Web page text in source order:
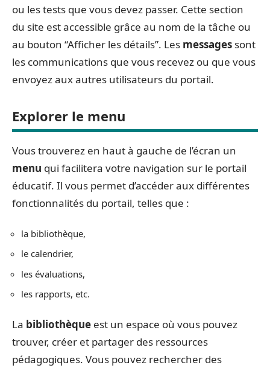
ou les tests que vous devez passer. Cette section
du site est accessible grâce au nom de la tâche ou
au bouton “Afficher les détails”. Les messages sont
les communications que vous recevez ou que vous
envoyez aux autres utilisateurs du portail.
Explorer le menu
Vous trouverez en haut à gauche de l’écran un
menu qui facilitera votre navigation sur le portail
éducatif. Il vous permet d’accéder aux différentes
fonctionnalités du portail, telles que :
la bibliothèque,
le calendrier,
les évaluations,
les rapports, etc.
La bibliothèque est un espace où vous pouvez
trouver, créer et partager des ressources
pédagogiques. Vous pouvez rechercher des